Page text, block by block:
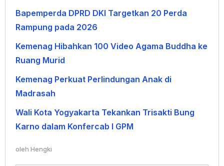
Bapemperda DPRD DKI Targetkan 20 Perda
Rampung pada 2026
Kemenag Hibahkan 100 Video Agama Buddha ke
Ruang Murid
Kemenag Perkuat Perlindungan Anak di
Madrasah
Wali Kota Yogyakarta Tekankan Trisakti Bung
Karno dalam Konfercab I GPM
oleh Hengki